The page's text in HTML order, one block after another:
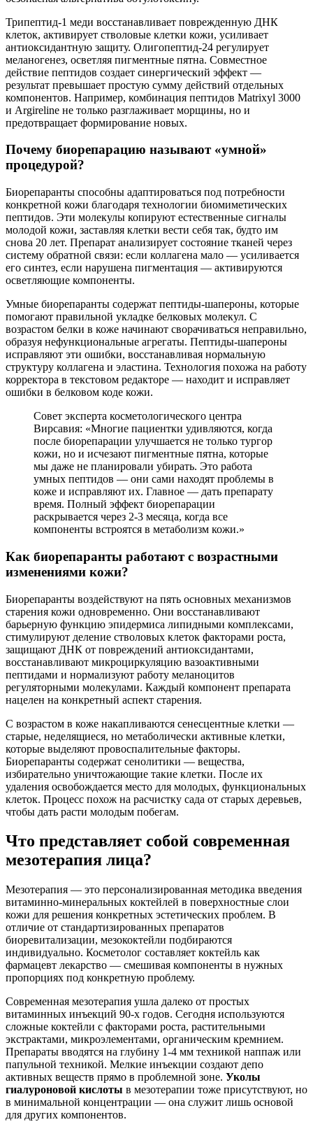
Трипептид-1 меди восстанавливает поврежденную ДНК
клеток, активирует стволовые клетки кожи, усиливает
антиоксидантную защиту. Олигопептид-24 регулирует
меланогенез, осветляя пигментные пятна. Совместное
действие пептидов создает синергический эффект —
результат превышает простую сумму действий отдельных
компонентов. Например, комбинация пептидов Matrixyl 3000
и Argireline не только разглаживает морщины, но и
предотвращает формирование новых.
Почему биорепарацию называют «умной»
процедурой?
Биорепаранты способны адаптироваться под потребности
конкретной кожи благодаря технологии биомиметических
пептидов. Эти молекулы копируют естественные сигналы
молодой кожи, заставляя клетки вести себя так, будто им
снова 20 лет. Препарат анализирует состояние тканей через
систему обратной связи: если коллагена мало — усиливается
его синтез, если нарушена пигментация — активируются
осветляющие компоненты.
Умные биорепаранты содержат пептиды-шапероны, которые
помогают правильной укладке белковых молекул. С
возрастом белки в коже начинают сворачиваться неправильно,
образуя нефункциональные агрегаты. Пептиды-шапероны
исправляют эти ошибки, восстанавливая нормальную
структуру коллагена и эластина. Технология похожа на работу
корректора в текстовом редакторе — находит и исправляет
ошибки в белковом коде кожи.
Совет эксперта косметологического центра
Вирсавия: «Многие пациентки удивляются, когда
после биорепарации улучшается не только тургор
кожи, но и исчезают пигментные пятна, которые
мы даже не планировали убирать. Это работа
умных пептидов — они сами находят проблемы в
коже и исправляют их. Главное — дать препарату
время. Полный эффект биорепарации
раскрывается через 2-3 месяца, когда все
компоненты встроятся в метаболизм кожи.»
Как биорепаранты работают с возрастными
изменениями кожи?
Биорепаранты воздействуют на пять основных механизмов
старения кожи одновременно. Они восстанавливают
барьерную функцию эпидермиса липидными комплексами,
стимулируют деление стволовых клеток факторами роста,
защищают ДНК от повреждений антиоксидантами,
восстанавливают микроциркуляцию вазоактивными
пептидами и нормализуют работу меланоцитов
регуляторными молекулами. Каждый компонент препарата
нацелен на конкретный аспект старения.
С возрастом в коже накапливаются сенесцентные клетки —
старые, неделящиеся, но метаболически активные клетки,
которые выделяют провоспалительные факторы.
Биорепаранты содержат сенолитики — вещества,
избирательно уничтожающие такие клетки. После их
удаления освобождается место для молодых, функциональных
клеток. Процесс похож на расчистку сада от старых деревьев,
чтобы дать расти молодым побегам.
Что представляет собой современная
мезотерапия лица?
Мезотерапия — это персонализированная методика введения
витаминно-минеральных коктейлей в поверхностные слои
кожи для решения конкретных эстетических проблем. В
отличие от стандартизированных препаратов
биоревитализации, мезококтейли подбираются
индивидуально. Косметолог составляет коктейль как
фармацевт лекарство — смешивая компоненты в нужных
пропорциях под конкретную проблему.
Современная мезотерапия ушла далеко от простых
витаминных инъекций 90-х годов. Сегодня используются
сложные коктейли с факторами роста, растительными
экстрактами, микроэлементами, органическим кремнием.
Препараты вводятся на глубину 1-4 мм техникой наппаж или
папульной техникой. Мелкие инъекции создают депо
активных веществ прямо в проблемной зоне. Уколы
гиалуроновой кислоты в мезотерапии тоже присутствуют, но
в минимальной концентрации — она служит лишь основой
для других компонентов.